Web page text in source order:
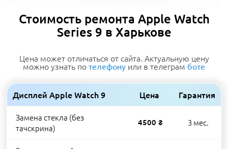
Стоимость ремонта Apple Watch
Series 9 в Харькове
Цена может отличаться от сайта. Актуальную цену
можно узнать по телефону или в телеграм боте
Дисплей Apple Watch 9 Цена Гарантия
Замена стекла (без
тачскрина)
4500 ₴ 3 мес.